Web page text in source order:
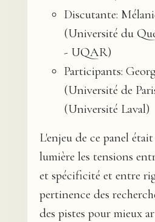
Discutante:
(Université du
- UQAR)
Participants:
(Université de
(Université Laval)
L'enjeu de ce panel
lumière les tensions
et spécificité et entre
pertinence des
des pistes pour mieux